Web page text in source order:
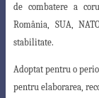
de combatere a
România, SUA,
stabilitate.
Adoptat pentru o
pentru elaborarea,